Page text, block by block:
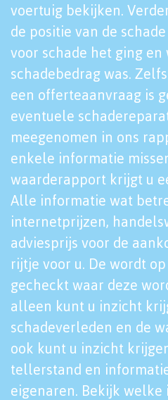
voertuig bekijken.
de positie van de
voor schade het ging en
schadebedrag was.
een offerteaanvraag is
eventuele
meegenomen in ons
enkele informatie
waarderapport krijgt u
Alle informatie wat
internetprijzen,
adviesprijs voor de
rijtje voor u. De wordt
gecheckt waar deze
alleen kunt u inzicht
schadeverleden en de
ook kunt u inzicht
tellerstand en
eigenaren. Bekijk